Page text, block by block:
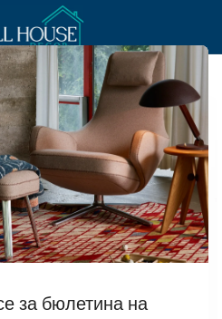
за бюлетина на